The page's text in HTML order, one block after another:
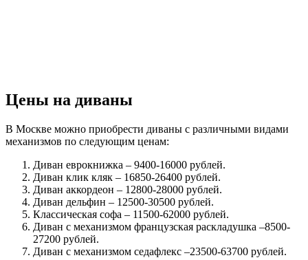
Цены на диваны
В Москве можно приобрести диваны с различными видами
механизмов по следующим ценам:
Диван еврокнижка – 9400-16000 рублей.
Диван клик кляк – 16850-26400 рублей.
Диван аккордеон – 12800-28000 рублей.
Диван дельфин – 12500-30500 рублей.
Классическая софа – 11500-62000 рублей.
Диван с механизмом французская раскладушка –8500-
27200 рублей.
Диван с механизмом седафлекс –23500-63700 рублей.